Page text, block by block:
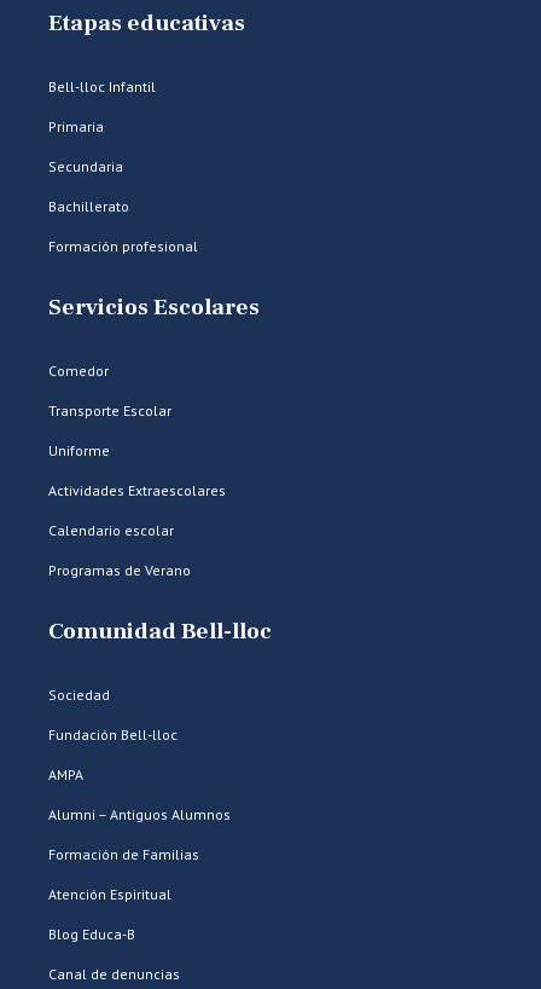
Etapas educativas
Bell-lloc Infantil
Primaria
Secundaria
Bachillerato
Formación profesional
Servicios Escolares
Comedor
Transporte Escolar
Uniforme
Actividades Extraescolares
Calendario escolar
Programas de Verano
Comunidad Bell-lloc
Sociedad
Fundación Bell-lloc
AMPA
Alumni – Antiguos Alumnos
Formación de Familias
Atención Espiritual
Blog Educa-B
Canal de denuncias